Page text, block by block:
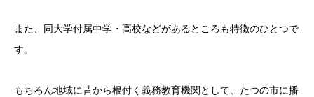
また、同大学付属中学・高校などがあるところも特徴のひとつで
す。
もちろん地域に昔から根付く義務教育機関として、たつの市に播